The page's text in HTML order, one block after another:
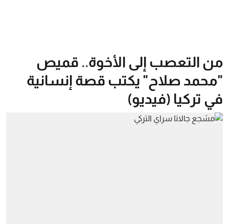
من التعصب إلى الأخوة.. قميص
"محمد صلاح" يكتب قصة إنسانية
في تركيا (فيديو)